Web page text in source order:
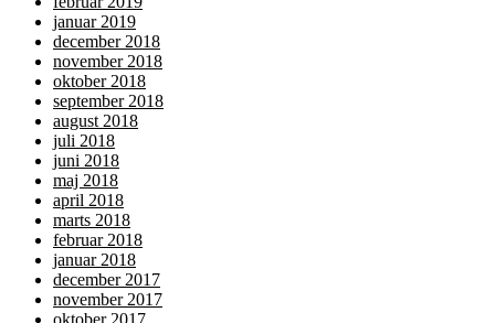
januar 2019
december 2018
november 2018
oktober 2018
september 2018
august 2018
juli 2018
juni 2018
maj 2018
april 2018
marts 2018
februar 2018
januar 2018
december 2017
november 2017
oktober 2017